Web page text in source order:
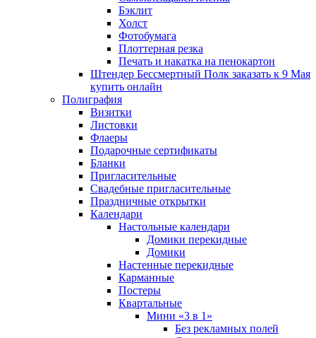
Бэклит
Холст
Фотобумага
Плоттерная резка
Печать и накатка на пенокартон
Штендер Бессмертный Полк заказать к 9 Мая
купить онлайн
Полиграфия
Визитки
Листовки
Флаеры
Подарочные сертификаты
Бланки
Пригласительные
Свадебные пригласительные
Праздничные открытки
Календари
Настольные календари
Домики перекидные
Домики
Настенные перекидные
Карманные
Постеры
Квартальные
Мини «3 в 1»
Без рекламных полей